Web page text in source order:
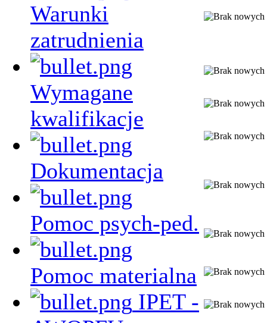
Warunki
zatrudnienia
Wymagane
kwalifikacje
Dokumentacja
Pomoc psych-ped.
Pomoc materialna
IPET -